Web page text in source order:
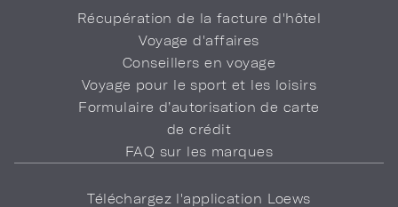
Récupération de la facture d'hôtel
Voyage d'affaires
Conseillers en voyage
Voyage pour le sport et les loisirs
Formulaire d’autorisation de carte
de crédit
FAQ sur les marques
Téléchargez l'application Loews